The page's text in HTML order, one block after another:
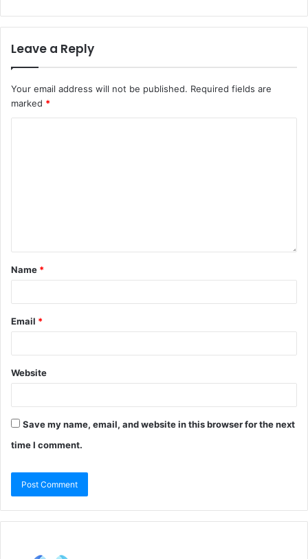
Leave a Reply
Your email address will not be published. Required fields are
marked *
Name *
Email *
Website
Save my name, email, and website in this browser for the next
time I comment.